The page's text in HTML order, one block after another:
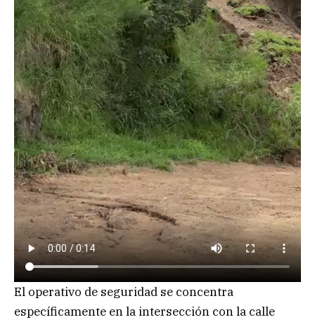
El operativo de seguridad se concentra
específicamente en la intersección con la calle